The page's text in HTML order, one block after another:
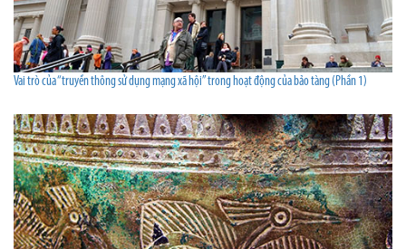
Vai trò của “truyền thông sử dụng mạng xã hội” trong hoạt động của bảo tàng (Phần 1)